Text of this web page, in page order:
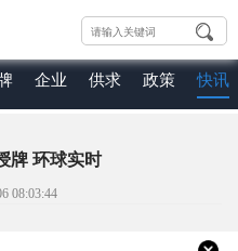
企业 供求 政策 快讯
牌 环球实时
08:03:44